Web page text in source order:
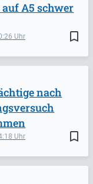
bookmark_border
A5 schwer
bookmark_border
nach